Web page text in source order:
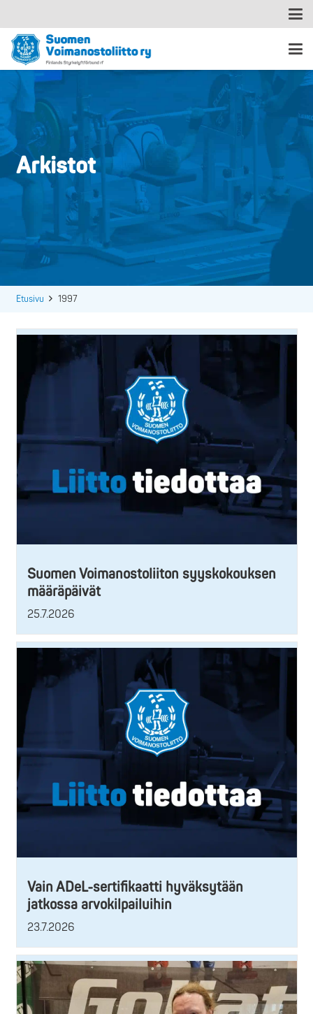
Arkistot
Etusivu 1997
Suomen Voimanostoliiton syyskokouksen
määräpäivät
25.7.2026
Vain ADeL-sertifikaatti hyväksytään
jatkossa arvokilpailuihin
23.7.2026